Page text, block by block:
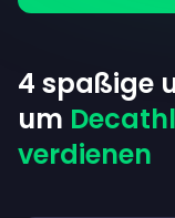
4 spaßige
um
verdienen